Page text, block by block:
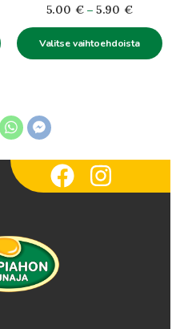
5.00 € – 5.90 €
5.00€
-
5.90€
Valitse vaihtoehdoista